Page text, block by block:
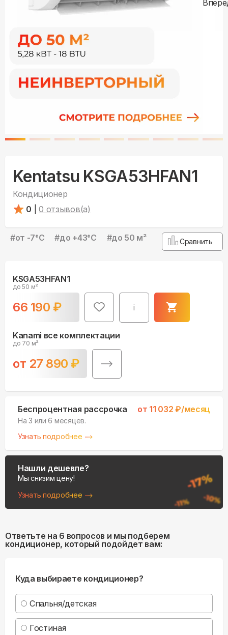
Kentatsu KSGA53HFAN1
Кондиционер
0
0 отзывов(а)
#от -7°С #до +43°С #до 50 м² Сравнить
KSGA53HFAN1
до 50 м²
66 190 ₽ i
Kanami все комплектации
до 70 м²
от 27 890 ₽
Беспроцентная рассрочка от 11 032 ₽/месяц
На 3 или 6 месяцев.
Узнать подробнее
Нашли дешевле?
Мы снизим цену!
Узнать подробнее
Ответьте на 6 вопросов и мы подберем
кондиционер, который подойдет вам:
Куда выбираете кондиционер?
Спальня/детская
Гостиная